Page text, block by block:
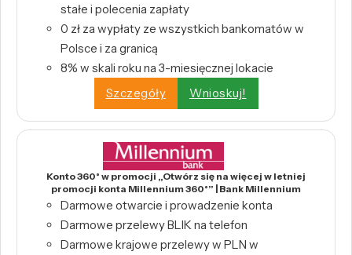
stałe i polecenia zapłaty
0 zł za wypłaty ze wszystkich bankomatów w
Polsce i za granicą
8% w skali roku na 3-miesięcznej lokacie
Szczegóły
Wnioskuj!
Konto 360° w promocji „Otwórz się na więcej w letniej
promocji konta Millennium 360°” | Bank Millennium
Darmowe otwarcie i prowadzenie konta
Darmowe przelewy BLIK na telefon
Darmowe krajowe przelewy w PLN w